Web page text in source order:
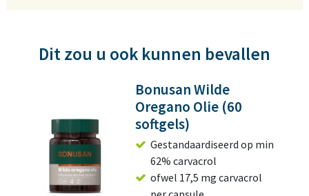
Dit zou u ook kunnen bevallen
Bonusan Wilde
Oregano Olie (60
softgels)
Gestandaardiseerd op min
62% carvacrol
ofwel 17,5 mg carvacrol